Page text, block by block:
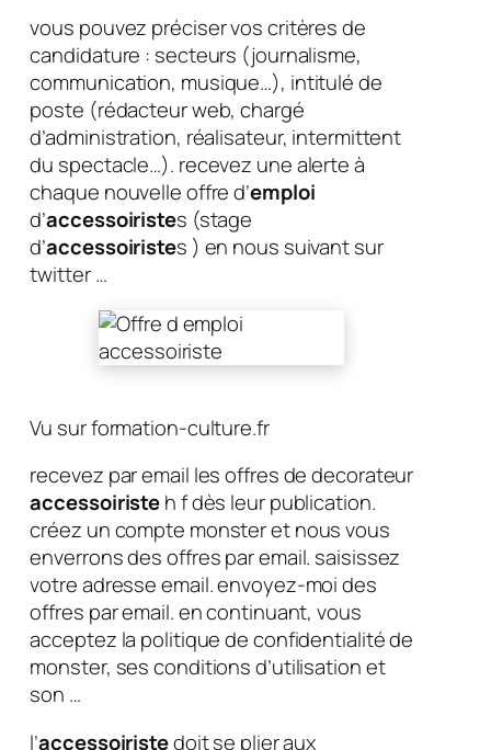
vous pouvez préciser vos critères de
candidature : secteurs (journalisme,
communication, musique…), intitulé de
poste (rédacteur web, chargé
d’administration, réalisateur, intermittent
du spectacle…). recevez une alerte à
chaque nouvelle offre d’emploi
d’accessoiristes (stage
d’accessoiristes ) en nous suivant sur
twitter …
Vu sur formation-culture.fr
recevez par email les offres de decorateur
accessoiristeh f dès leur publication.
créez un compte monster et nous vous
enverrons des offres par email. saisissez
votre adresse email. envoyez-moi des
offres par email. en continuant, vous
acceptez la politique de confidentialité de
monster, ses conditions d’utilisation et
son …
l’accessoiristedoit se plier aux